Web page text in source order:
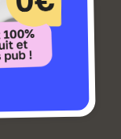
Lumniz